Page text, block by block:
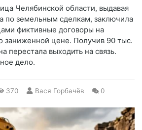
Челябинской области, выдавая
по земельным сделкам, заключила
фиктивные договоры на
заниженной цене. Получив 90 тыс.
перестала выходить на связь.
дело.
370 Вася Горбачёв 0